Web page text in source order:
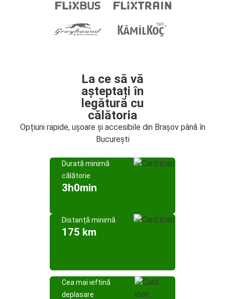
La ce să vă
așteptați în
legătură cu
călătoria
Opțiuni rapide, ușoare și accesibile din Brașov până în
București
Durată minimă
călătorie
3h0min
Distanță minimă
175 km
Cea mai ieftină
deplasare